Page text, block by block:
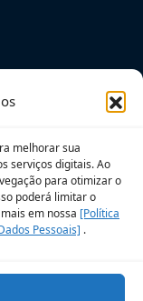
melhorar sua
serviços digitais. Ao
para otimizar o
poderá limitar o
em nossa [Política
Pessoais] .